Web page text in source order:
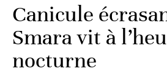
Canicule
Smara vit à
nocturne